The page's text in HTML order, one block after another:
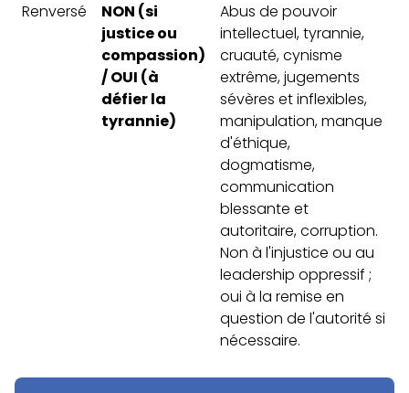
Renversé
NON (si
justice ou
compassion)
/ OUI (à
défier la
tyrannie)
Abus de pouvoir
intellectuel, tyrannie,
cruauté, cynisme
extrême, jugements
sévères et inflexibles,
manipulation, manque
d'éthique,
dogmatisme,
communication
blessante et
autoritaire, corruption.
Non à l'injustice ou au
leadership oppressif ;
oui à la remise en
question de l'autorité si
nécessaire.